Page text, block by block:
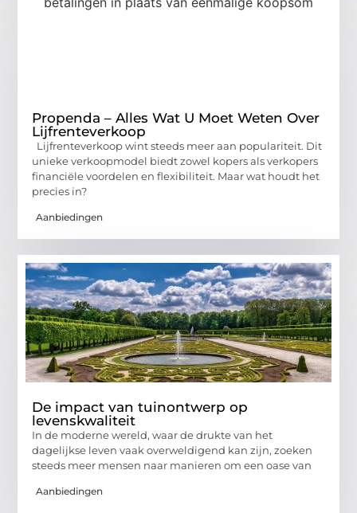
Propenda – Alles Wat U Moet Weten Over
Lijfrenteverkoop
Lijfrenteverkoop wint steeds meer aan populariteit. Dit
unieke verkoopmodel biedt zowel kopers als verkopers
financiële voordelen en flexibiliteit. Maar wat houdt het
precies in?
Aanbiedingen
De impact van tuinontwerp op
levenskwaliteit
In de moderne wereld, waar de drukte van het
dagelijkse leven vaak overweldigend kan zijn, zoeken
steeds meer mensen naar manieren om een oase van
Aanbiedingen